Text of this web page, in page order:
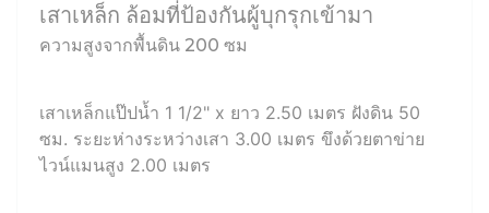
เสาเหล็ก ล้อมที่ป้องกันผู้บุกรุกเข้ามา
ความสูงจากพื้นดิน 200 ซม
เสาเหล็กแป๊ปน้ำ 1 1/2" x ยาว 2.50 เมตร ฝังดิน 50
ซม. ระยะห่างระหว่างเสา 3.00 เมตร ขึงด้วยตาข่าย
ไวน์แมนสูง 2.00 เมตร